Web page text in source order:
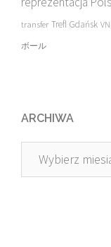
transfer Trefl Gdańsk VNL
ボール
ARCHIWA
Archiwa